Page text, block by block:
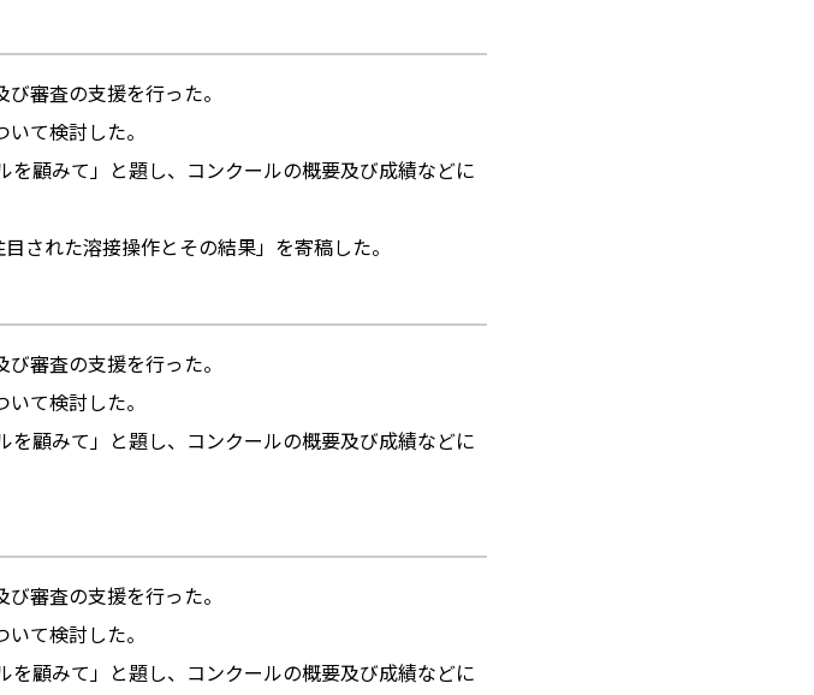
審査の支援を行った。
て検討した。
を顧みて」と題し、コンクールの概要及び成績などに
された溶接操作とその結果」を寄稿した。
審査の支援を行った。
て検討した。
を顧みて」と題し、コンクールの概要及び成績などに
審査の支援を行った。
て検討した。
を顧みて」と題し、コンクールの概要及び成績などに